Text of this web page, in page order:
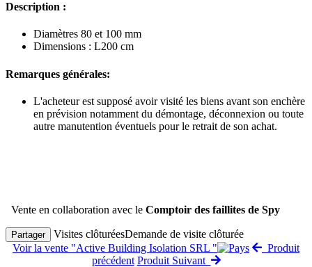
Description :
Diamètres 80 et 100 mm
Dimensions : L200 cm
Remarques générales:
L'acheteur est supposé avoir visité les biens avant son enchère
en prévision notamment du démontage, déconnexion ou toute
autre manutention éventuels pour le retrait de son achat.
Vente en collaboration avec le Comptoir des faillites de Spy
Partager Visites clôturéesDemande de visite clôturée
Voir la vente "Active Building Isolation SRL "
Produit
précédent Produit Suivant